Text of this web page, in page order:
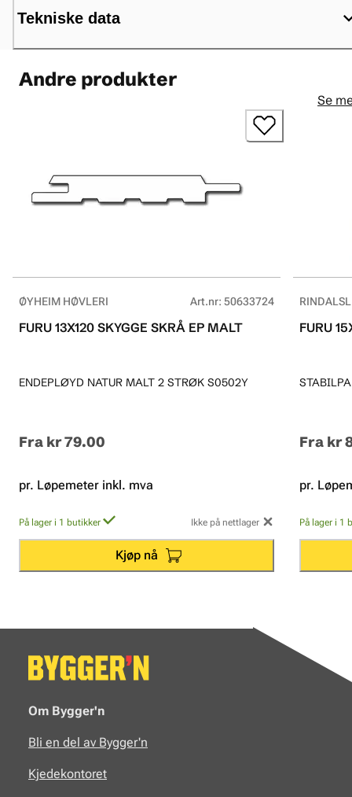
Tekniske data
Andre produkter
Se
ØYHEIM HØVLERI Art.nr: 50633724
FURU 13X120 SKYGGE SKRÅ EP MALT
ENDEPLØYD NATUR MALT 2 STRØK S0502Y
Fra kr 79.00
pr. Løpemeter inkl. mva
På lager i 1 butikker Ikke på nettlager
Kjøp nå
FURU
Fra kr
pr.
På lager i 1
Om Bygger'n
Bli en del av Bygger'n
Kjedekontoret